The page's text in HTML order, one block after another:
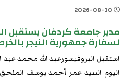
مدير جامعة كردفان يستقبل
لسفارة جمهورية النيجر
استقبل البروفيسورعبد الله محمد عبد
اليوم السيد عمر أحمد يوسف